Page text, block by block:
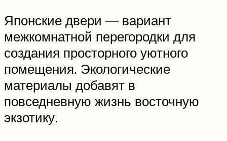
Японские двери — вариант
межкомнатной перегородки для
создания просторного уютного
помещения. Экологические
материалы добавят в
повседневную жизнь восточную
экзотику.